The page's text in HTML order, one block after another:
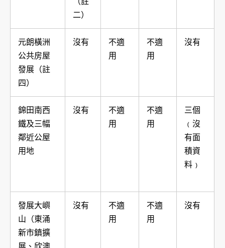
二）
元朗橫洲
公共房屋
發展（註
四）
沒有
不適
用
不適
用
沒有
錦田南西
鐵及三幅
鄰近公屋
用地
沒有
不適
用
不適
用
三個
﹙沒
有面
積資
料﹚
發展大嶼
山（東涌
新市鎮擴
沒有
不適
用
不適
用
沒有